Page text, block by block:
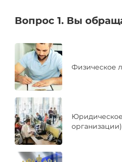
Вопрос 1. Вы
Физическое
организации)